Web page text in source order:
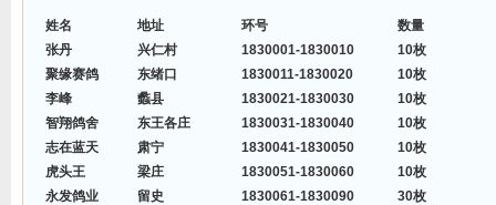
姓名 地址 环号
数量
张丹
兴仁村 1830001-1830010
10枚
聚缘赛鸽
东绪口 1830011-1830020
10枚
李峰
蠡县 1830021-1830030
10枚
智翔鸽舍
东王各庄 1830031-1830040
10枚
志在蓝天
肃宁 1830041-1830050
10枚
虎头王
梁庄 1830051-1830060
10枚
永发鸽业
留史 1830061-1830090
30枚